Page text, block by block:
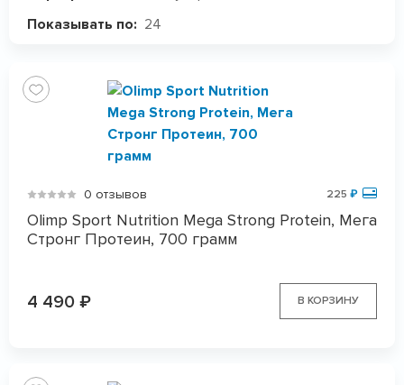
Показывать по: 24
0 отзывов 225 ₽
Olimp Sport Nutrition Mega Strong Protein, Мега
Стронг Протеин, 700 грамм
4 490 ₽ В КОРЗИНУ